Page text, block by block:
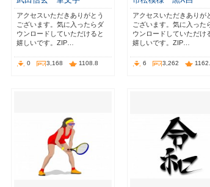
アクセスいただきありがとう
ございます。気に入ったらダ
ウンロードしていただけると
嬉しいです。ZIP…
0 3,168 1108.8
アクセスいただきありが
ございます。気に入った
ウンロードしていただけ
嬉しいです。ZIP…
6 3,262